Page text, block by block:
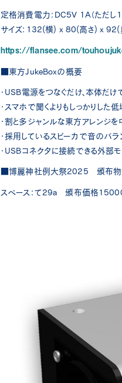
定格消費電力：DC5V 1A（ただし
サイズ：132(横) x 80(高さ) x 92(
https://flansee.com/
■東方JukeBoxの概要
・USB電源をつなぐだけ、本体だ
・スマホで聞くよりもしっかりした
・割と多ジャンルな東方アレンジ
・採用しているスピーカで音のバ
・USBコネクタに接続できる外部
■博麗神社例大祭2025 頒布物
スペース：て29a 頒布価格